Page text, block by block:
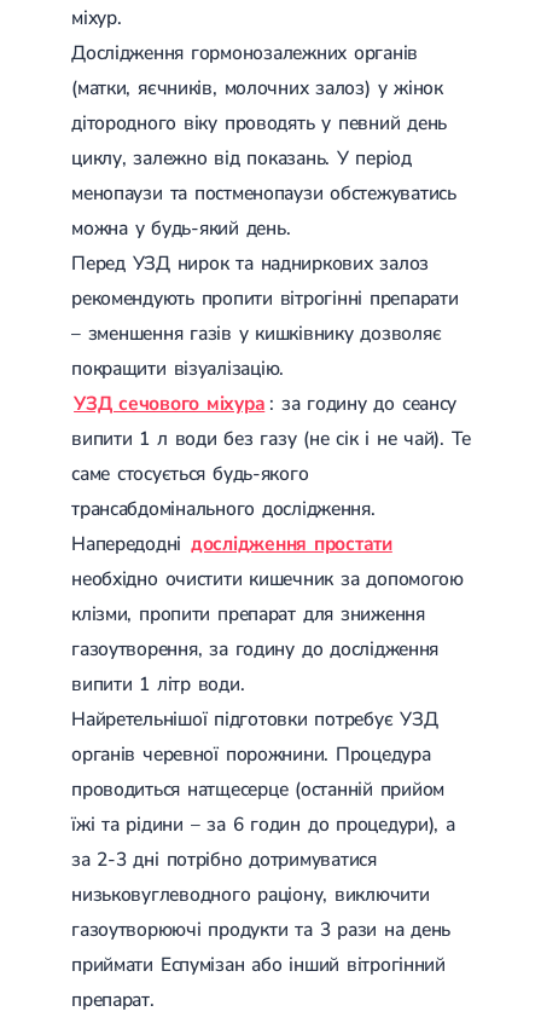
міхур.
Дослідження гормонозалежних органів
(матки, яєчників, молочних залоз) у жінок
дітородного віку проводять у певний день
циклу, залежно від показань. У період
менопаузи та постменопаузи обстежуватись
можна у будь-який день.
Перед УЗД нирок та надниркових залоз
рекомендують пропити вітрогінні препарати
– зменшення газів у кишківнику дозволяє
покращити візуалізацію.
УЗД сечового міхура : за годину до сеансу
випити 1 л води без газу (не сік і не чай). Те
саме стосується будь-якого
трансабдомінального дослідження.
Напередодні дослідження простати
необхідно очистити кишечник за допомогою
клізми, пропити препарат для зниження
газоутворення, за годину до дослідження
випити 1 літр води.
Найретельнішої підготовки потребує УЗД
органів черевної порожнини. Процедура
проводиться натщесерце (останній прийом
їжі та рідини – за 6 годин до процедури), а
за 2-3 дні потрібно дотримуватися
низьковуглеводного раціону, виключити
газоутворюючі продукти та 3 рази на день
приймати Еспумізан або інший вітрогінний
препарат.